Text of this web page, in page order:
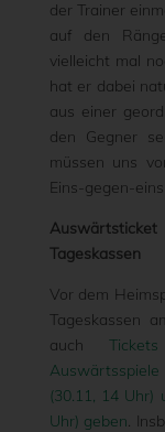
der Trainer
auf den
vielleicht mal
hat er dabei
aus einer
den Gegner
müssen uns
Eins-gegen-
Tageskassen
Vor dem
Tageskassen
auch
(30.11, 14 Uhr)
Uhr) geben.